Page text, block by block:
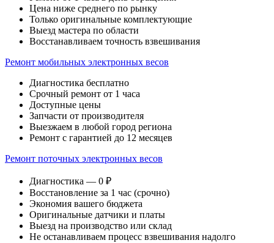
Цена ниже среднего по рынку
Только оригинальные комплектующие
Выезд мастера по области
Восстанавливаем точность взвешивания
Ремонт мобильных электронных весов
Диагностика бесплатно
Срочный ремонт от 1 часа
Доступные цены
Запчасти от производителя
Выезжаем в любой город региона
Ремонт с гарантией до 12 месяцев
Ремонт поточных электронных весов
Диагностика — 0 ₽
Восстановление за 1 час (срочно)
Экономия вашего бюджета
Оригинальные датчики и платы
Выезд на производство или склад
Не останавливаем процесс взвешивания надолго